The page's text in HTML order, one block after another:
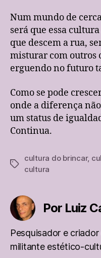
Num mundo de
será que essa
que descem a rua,
misturar com outros
erguendo no futuro
Como se pode
onde a diferença
um status de
Continua.
Tags
cultura do brincar,
cultura
Por Luiz
Pesquisador e
militante estético-